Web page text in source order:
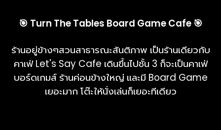
🎯 Turn The Tables Board Game Cafe 🎯
ร้านอยู่ข้างๆสวนสาธารณะสันติภาพ เป็นร้านเดียวกับ
คาเฟ่ Let's Say Cafe เดินขึ้นไปชั้น 3 ก็จะเป็นคาเฟ่
บอร์ดเกมส์ ร้านค่อนข้างใหญ่ และมี Board Game
เยอะมาก โต๊ะให้นั่งเล่นก็เยอะทีเดียว